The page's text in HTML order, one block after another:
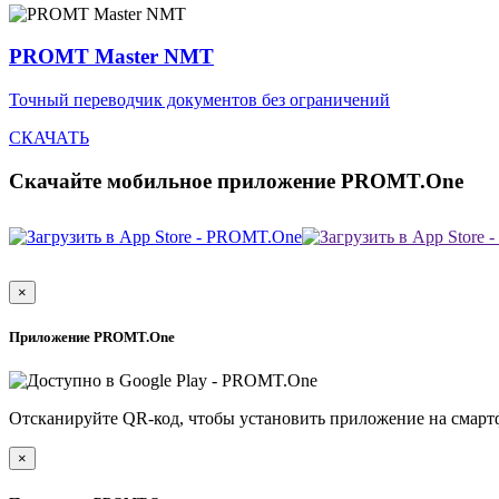
PROMT Master NMT
Точный переводчик документов без ограничений
СКАЧАТЬ
Скачайте мобильное приложение PROMT.One
×
Приложение PROMT.One
Отсканируйте QR-код, чтобы установить приложение на
×